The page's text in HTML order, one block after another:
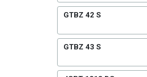
GTBZ 42 S
GTBZ 43 S